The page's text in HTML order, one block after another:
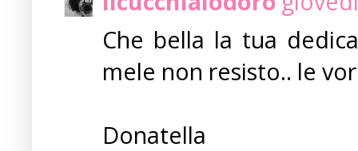
Che bella la tua
mele non resisto.. le
Donatella